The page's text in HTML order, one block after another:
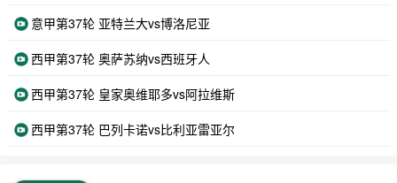
意甲第37轮 亚特兰大vs博洛尼亚
西甲第37轮 奥萨苏纳vs西班牙人
西甲第37轮 皇家奥维耶多vs阿拉维斯
西甲第37轮 巴列卡诺vs比利亚雷亚尔